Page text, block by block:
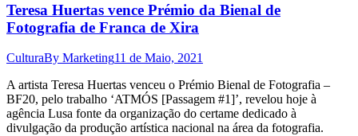
Teresa Huertas vence Prémio da Bienal de
Fotografia de Franca de Xira
CulturaBy Marketing11 de Maio, 2021
A artista Teresa Huertas venceu o Prémio Bienal de Fotografia –
BF20, pelo trabalho ‘ATMÓS [Passagem #1]’, revelou hoje à
agência Lusa fonte da organização do certame dedicado à
divulgação da produção artística nacional na área da fotografia.